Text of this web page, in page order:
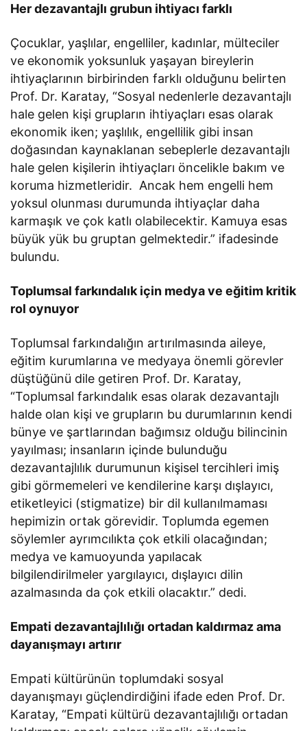
Her dezavantajlı grubun ihtiyacı farklı
Çocuklar, yaşlılar, engelliler, kadınlar, mülteciler
ve ekonomik yoksunluk yaşayan bireylerin
ihtiyaçlarının birbirinden farklı olduğunu belirten
Prof. Dr. Karatay, “Sosyal nedenlerle dezavantajlı
hale gelen kişi grupların ihtiyaçları esas olarak
ekonomik iken; yaşlılık, engellilik gibi insan
doğasından kaynaklanan sebeplerle dezavantajlı
hale gelen kişilerin ihtiyaçları öncelikle bakım ve
koruma hizmetleridir. Ancak hem engelli hem
yoksul olunması durumunda ihtiyaçlar daha
karmaşık ve çok katlı olabilecektir. Kamuya esas
büyük yük bu gruptan gelmektedir.” ifadesinde
bulundu.
Toplumsal farkındalık için medya ve eğitim kritik
rol oynuyor
Toplumsal farkındalığın artırılmasında aileye,
eğitim kurumlarına ve medyaya önemli görevler
düştüğünü dile getiren Prof. Dr. Karatay,
“Toplumsal farkındalık esas olarak dezavantajlı
halde olan kişi ve grupların bu durumlarının kendi
bünye ve şartlarından bağımsız olduğu bilincinin
yayılması; insanların içinde bulunduğu
dezavantajlılık durumunun kişisel tercihleri imiş
gibi görmemeleri ve kendilerine karşı dışlayıcı,
etiketleyici (stigmatize) bir dil kullanılmaması
hepimizin ortak görevidir. Toplumda egemen
söylemler ayrımcılıkta çok etkili olacağından;
medya ve kamuoyunda yapılacak
bilgilendirilmeler yargılayıcı, dışlayıcı dilin
azalmasında da çok etkili olacaktır.” dedi.
Empati dezavantajlılığı ortadan kaldırmaz ama
dayanışmayı artırır
Empati kültürünün toplumdaki sosyal
dayanışmayı güçlendirdiğini ifade eden Prof. Dr.
Karatay, “Empati kültürü dezavantajlılığı ortadan